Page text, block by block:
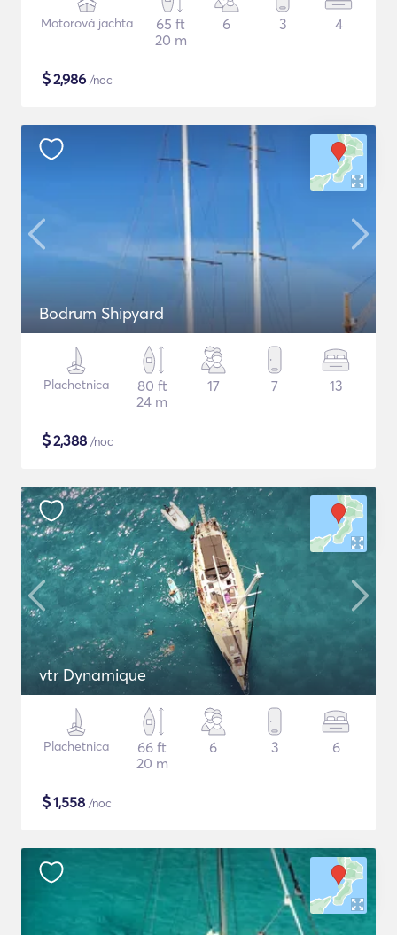
Motorová jachta
65 ft
20 m
6 3 4
$2,986 /noc
Bodrum Shipyard
Plachetnica
80 ft
24 m
17 7 13
$2,388 /noc
vtr Dynamique
Plachetnica
66 ft
20 m
6 3 6
$1,558 /noc